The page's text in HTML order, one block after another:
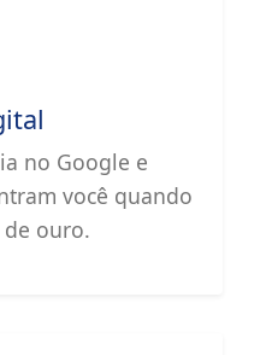
no Google e
você quando
ouro.